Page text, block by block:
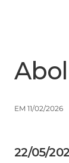
EM 11/02/2026
22/05/